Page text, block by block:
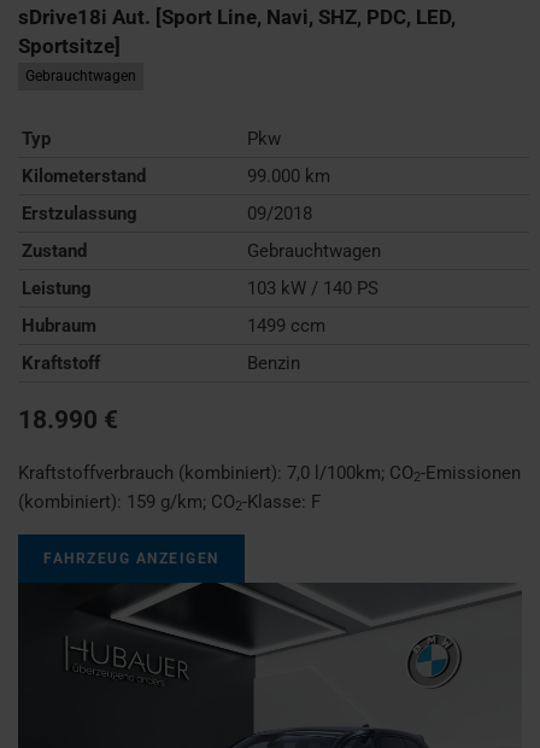
sDrive18i Aut. [Sport Line, Navi, SHZ, PDC, LED,
Sportsitze]
Gebrauchtwagen
Typ
Pkw
Kilometerstand
99.000 km
Erstzulassung
09/2018
Zustand
Gebrauchtwagen
Leistung
103 kW / 140 PS
Hubraum
1499 ccm
Kraftstoff
Benzin
18.990 €
Kraftstoffverbrauch (kombiniert): 7,0 l/100km; CO2-Emissionen
(kombiniert): 159 g/km; CO2-Klasse: F
FAHRZEUG ANZEIGEN